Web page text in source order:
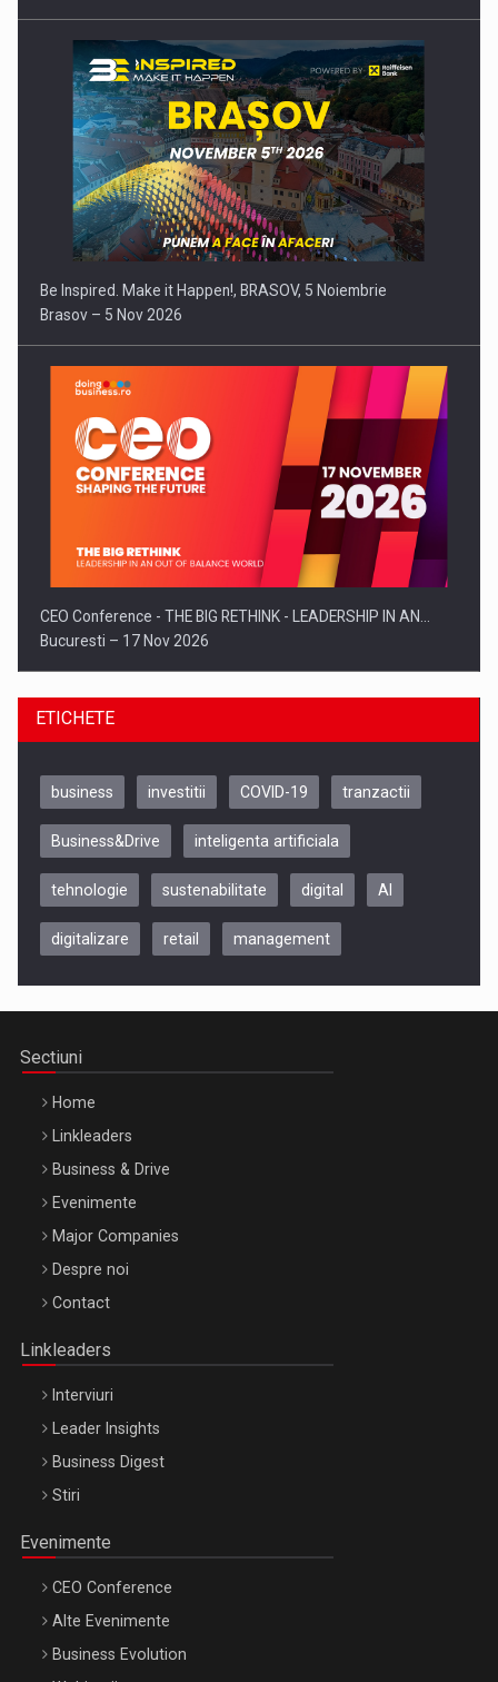
Be Inspired. Make it Happen!, BRASOV, 5 Noiembrie
Brasov – 5 Nov 2026
CEO Conference - THE BIG RETHINK - LEADERSHIP IN AN…
Bucuresti – 17 Nov 2026
Be Inspired. Make it Happen!, CLUJ, 9 Decembrie
Be Inspired. Make it Happen!, ARTEMIS LETO, ORADEA, 8
Octombrie
ETICHETE
business investitii COVID-19 tranzactii
Business&Drive inteligenta artificiala
tehnologie sustenabilitate digital AI
digitalizare retail management
Sectiuni
Home
Linkleaders
Business & Drive
Evenimente
Major Companies
Despre noi
Contact
Linkleaders
Interviuri
Leader Insights
Business Digest
Stiri
Evenimente
CEO Conference
Alte Evenimente
Business Evolution